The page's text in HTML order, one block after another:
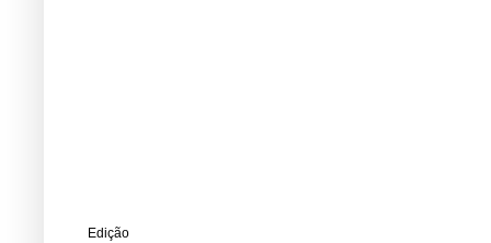
Edição